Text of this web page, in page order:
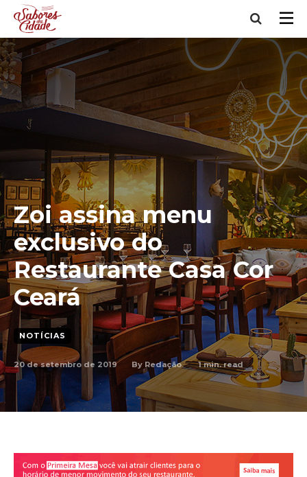
Zoi assina menu
exclusivo do
Restaurante Casa Cor
Ceará
NOTÍCIAS
20 de setembro de 2019 By Redação 1min. read